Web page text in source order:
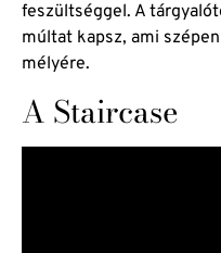
feszültséggel. A
múltat kapsz, ami
mélyére.
A Staircase